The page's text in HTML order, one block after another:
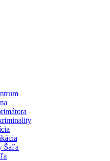
Šaľa